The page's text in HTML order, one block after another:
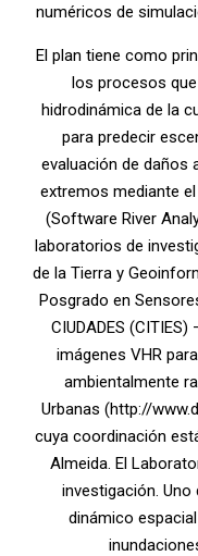
numéricos de
El plan tiene como
los procesos
hidrodinámica de la
para predecir
evaluación de daños
extremos mediante
(Software River
laboratorios de
de la Tierra y
Posgrado en
CIUDADES
imágenes VHR
ambientalmente
Urbanas (http://
cuya coordinación
Almeida. El
investigación.
dinámico